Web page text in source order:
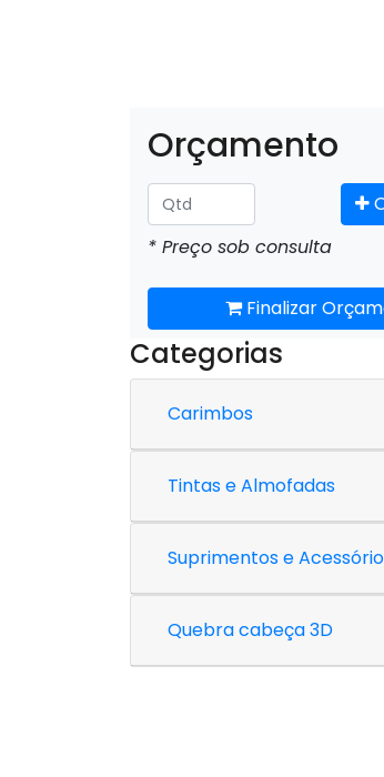
Orçamento
* Preço sob consulta
Finalizar
Categorias
Carimbos
Tintas e Almofadas
Suprimentos e
Quebra cabeça 3D